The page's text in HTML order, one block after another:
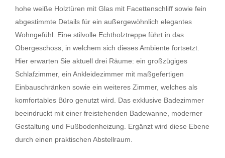
hohe weiße Holztüren mit Glas mit Facettenschliff sowie fein
abgestimmte Details für ein außergewöhnlich elegantes
Wohngefühl. Eine stilvolle Echtholztreppe führt in das
Obergeschoss, in welchem sich dieses Ambiente fortsetzt.
Hier erwarten Sie aktuell drei Räume: ein großzügiges
Schlafzimmer, ein Ankleidezimmer mit maßgefertigen
Einbauschränken sowie ein weiteres Zimmer, welches als
komfortables Büro genutzt wird. Das exklusive Badezimmer
beeindruckt mit einer freistehenden Badewanne, moderner
Gestaltung und Fußbodenheizung. Ergänzt wird diese Ebene
durch einen praktischen Abstellraum.